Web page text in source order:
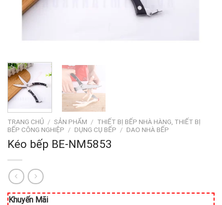
TRANG CHỦ / SẢN PHẨM / THIẾT BỊ BẾP NHÀ HÀNG, THIẾT BỊ
BẾP CÔNG NGHIỆP / DỤNG CỤ BẾP / DAO NHÀ BẾP
Kéo bếp BE-NM5853
Khuyến Mãi